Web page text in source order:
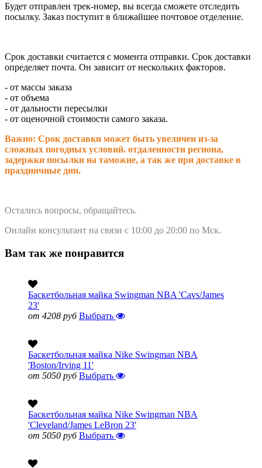
Будет отправлен трек-номер, вы всегда сможете отследить
посылку. Заказ поступит в ближайшее почтовое отделение.
Срок доставки считается с момента отправки. Срок доставки
определяет почта. Он зависит от нескольких факторов.
- от массы заказа
- от объема
- от дальности пересылки
- от оценочной стоимости самого заказа.
Важно: Срок доставки может быть увеличен из-за
сложных погодных условий. отдаленности региона,
задержки посылки на таможне, а так же при доставке в
праздничные дни.
Остались вопросы, обращайтесь.
Онлайн консультант на связи с 10:00 до 20:00 по Мск.
Вам так же понравится
Баскетбольная майка Swingman NBA 'Cavs/James
23'
от 4208 руб Выбрать
Баскетбольная майка Nike Swingman NBA
'Boston/Irving 11'
от 5050 руб Выбрать
Баскетбольная майка Nike Swingman NBA
'Cleveland/James LeBron 23'
от 5050 руб Выбрать